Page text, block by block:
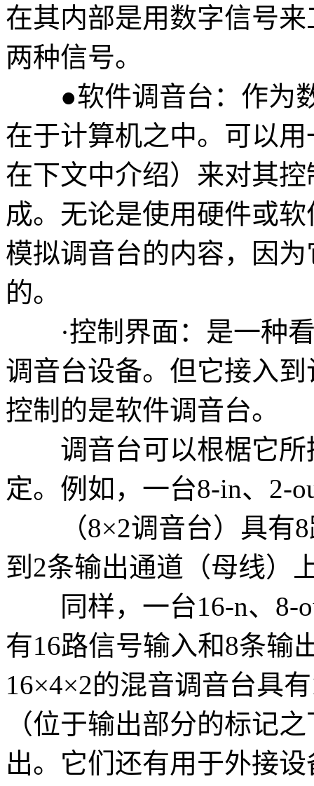
在其内部是用数字信号
两种信号。
●软件调音台：作为数
在于计算机之中。可以
在下文中介绍）来对其
成。无论是使用硬件或
模拟调音台的内容，因
的。
·控制界面：是一种看
调音台设备。但它接入
控制的是软件调音台。
调音台可以根椐它所
定。例如，一台8-in、2-
（8×2调音台）具有8
到2条输出通道（母线）
同样，一台16-n、8-
有16路信号输入和8条输
16×4×2的混音调音台具
（位于输出部分的标记
出。它们还有用于外接